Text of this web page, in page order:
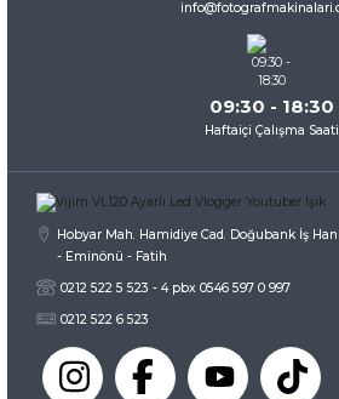
09:30 - 18:30
Haftaiçi Çalışma Saati
Hobyar Mah. Hamidiye Cad. Doğubank İş
- Eminönü - Fatih
0212 522 5 523 - 4 pbx 0546 597 0 997
0212 522 6 523